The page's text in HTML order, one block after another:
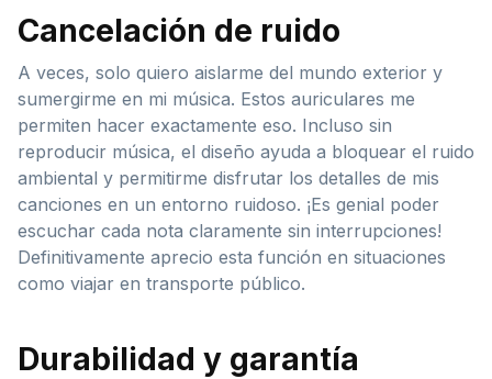
Cancelación de ruido
A veces, solo quiero aislarme del mundo exterior y
sumergirme en mi música. Estos auriculares me
permiten hacer exactamente eso. Incluso sin
reproducir música, el diseño ayuda a bloquear el ruido
ambiental y permitirme disfrutar los detalles de mis
canciones en un entorno ruidoso. ¡Es genial poder
escuchar cada nota claramente sin interrupciones!
Definitivamente aprecio esta función en situaciones
como viajar en transporte público.
Durabilidad y garantía